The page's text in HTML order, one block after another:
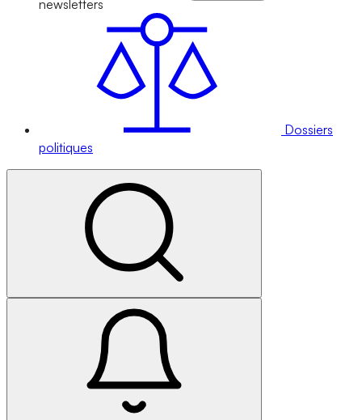
newsletters
Dossiers
politiques